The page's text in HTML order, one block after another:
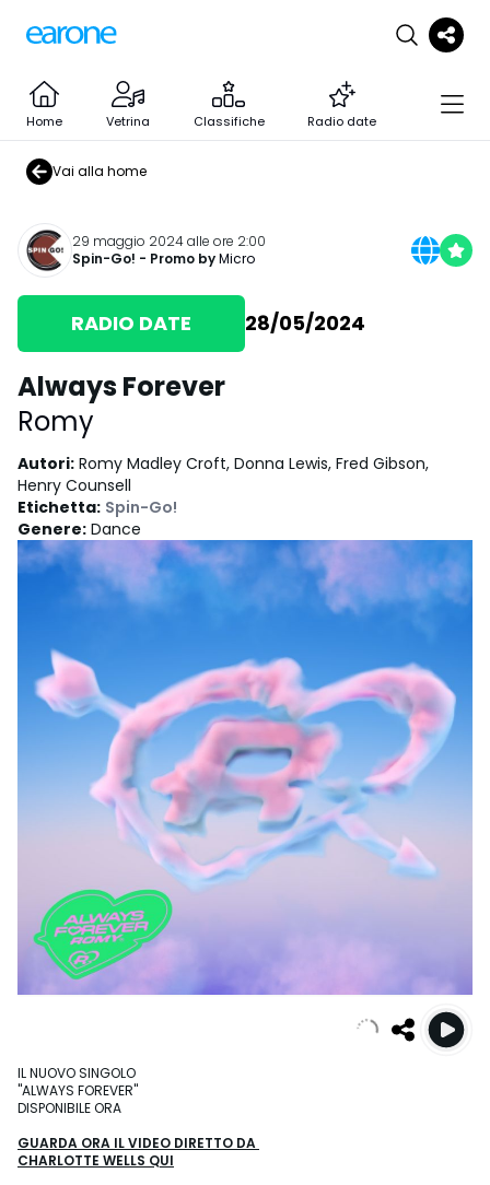
Home Vetrina Classifiche Radio date
Vai alla home
29 maggio 2024 alle ore 2:00
Spin-Go! - Promo byMicro
RADIO DATE 28/05/2024
Always Forever
Romy
Autori: Romy Madley Croft, Donna Lewis, Fred Gibson,
Henry Counsell
Etichetta: Spin-Go!
Genere: Dance
IL NUOVO SINGOLO
"ALWAYS FOREVER"
DISPONIBILE ORA
GUARDA ORA IL VIDEO DIRETTO DA
CHARLOTTE WELLS QUI